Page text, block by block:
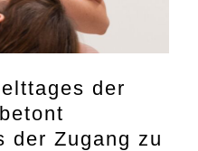
der
der Zugang zu